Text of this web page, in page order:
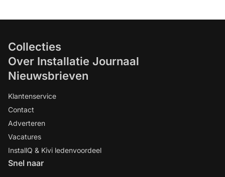
Collecties
Over Installatie Journaal
Nieuwsbrieven
Klantenservice
Contact
Adverteren
Vacatures
InstallQ & Kivi ledenvoordeel
Snel naar